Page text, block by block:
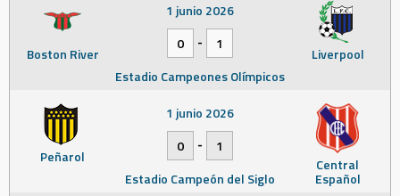
Boston River Liverpool
1 junio 2026
0
-
1
Estadio Campeones Olímpicos
Peñarol Central
Español
1 junio 2026
0
-
1
Estadio Campeón del Siglo